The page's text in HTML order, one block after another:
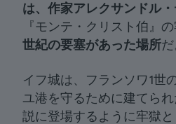
は、作家アレクサンドル
『モンテ・クリスト伯』
世紀の要塞があった場所だ
イフ城は、フランソワ1世
ユ港を守るために建てら
説に登場するように牢獄